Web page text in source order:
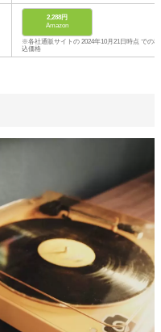
2,288円
Amazon
※各社通販サイトの 2024年10月21日時点 での税
込価格